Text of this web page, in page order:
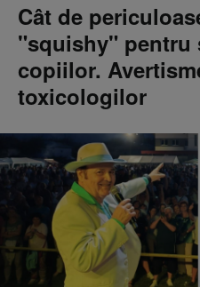
Cât de
"squishy" pentru
copiilor.
toxicologilor